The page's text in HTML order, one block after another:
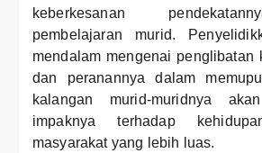
keberkesanan
pembelajaran murid.
mendalam mengenai penglibatan
dan peranannya dalam
kalangan murid-muridnya
impaknya terhadap
masyarakat yang lebih luas.